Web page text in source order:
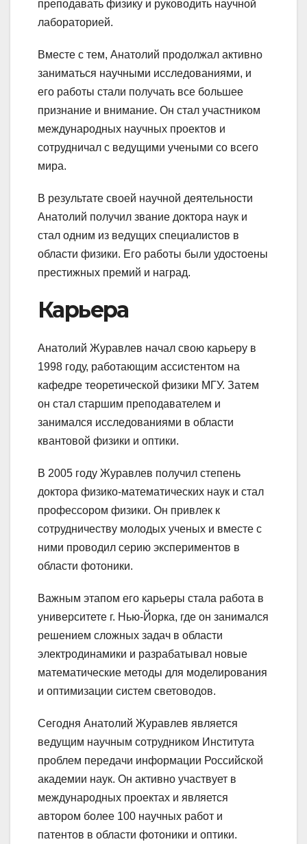
преподавать физику и руководить научной
лабораторией.
Вместе с тем, Анатолий продолжал активно
заниматься научными исследованиями, и
его работы стали получать все большее
признание и внимание. Он стал участником
международных научных проектов и
сотрудничал с ведущими учеными со всего
мира.
В результате своей научной деятельности
Анатолий получил звание доктора наук и
стал одним из ведущих специалистов в
области физики. Его работы были удостоены
престижных премий и наград.
Карьера
Анатолий Журавлев начал свою карьеру в
1998 году, работающим ассистентом на
кафедре теоретической физики МГУ. Затем
он стал старшим преподавателем и
занимался исследованиями в области
квантовой физики и оптики.
В 2005 году Журавлев получил степень
доктора физико-математических наук и стал
профессором физики. Он привлек к
сотрудничеству молодых ученых и вместе с
ними проводил серию экспериментов в
области фотоники.
Важным этапом его карьеры стала работа в
университете г. Нью-Йорка, где он занимался
решением сложных задач в области
электродинамики и разрабатывал новые
математические методы для моделирования
и оптимизации систем световодов.
Сегодня Анатолий Журавлев является
ведущим научным сотрудником Института
проблем передачи информации Российской
академии наук. Он активно участвует в
международных проектах и является
автором более 100 научных работ и
патентов в области фотоники и оптики.